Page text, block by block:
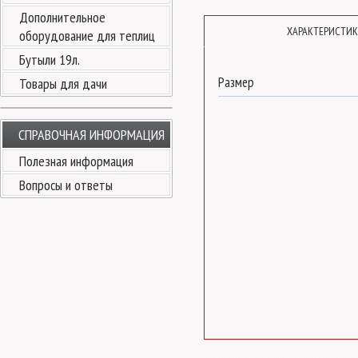
Дополнительное
оборудование для теплиц
Бутыли 19л.
Товары для дачи
СПРАВОЧНАЯ ИНФОРМАЦИЯ
Полезная информация
Вопросы и ответы
Размер